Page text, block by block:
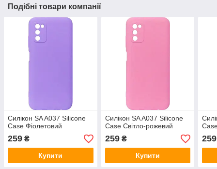
Подібні товари компанії
Силікон SA A037 Silicone
Case Фіолетовий
259 ₴
Купити
Силікон SA A037 Silicone
Case Світло-рожевий
259₴
Купити
259